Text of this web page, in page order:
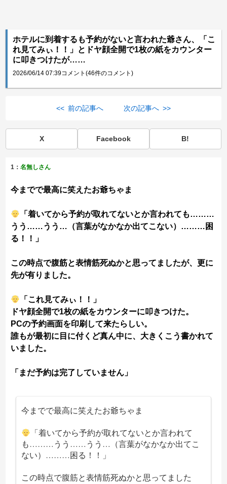
ホテルに到着するも予約がないと言われた爺さん、「こ
れ見てみぃ！！」とドヤ顔全開で1枚の紙をカウンター
に叩きつけたが……
2026/06/14 07:39コメント(46件のコメント)
<< 前の記事へ 次の記事へ >>
X Facebook B!
1：名無しさん
今までで最高に笑えたお爺ちゃま
「着いてから予約が取れてないとか言われても………
うう……うう…（言葉がなかなか出てこない）………困
る！！」
この時点で腹筋と表情筋死ぬかと思ってましたが、更に
先が有りました。
「これ見てみぃ！！」
ドヤ顔全開で1枚の紙をカウンターに叩きつけた。
PCの予約画面を印刷して来たらしい。
誰もが最初に目に付くど真ん中に、大きくこう書かれて
いました。
「まだ予約は完了していません」
今までで最高に笑えたお爺ちゃま
「着いてから予約が取れてないとか言われて
も………うう……うう…（言葉がなかなか出てこ
ない）………困る！！」
この時点で腹筋と表情筋死ぬかと思ってました